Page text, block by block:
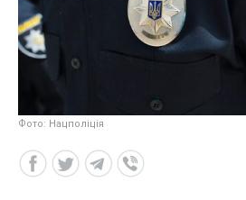
Фото: Нацполіція